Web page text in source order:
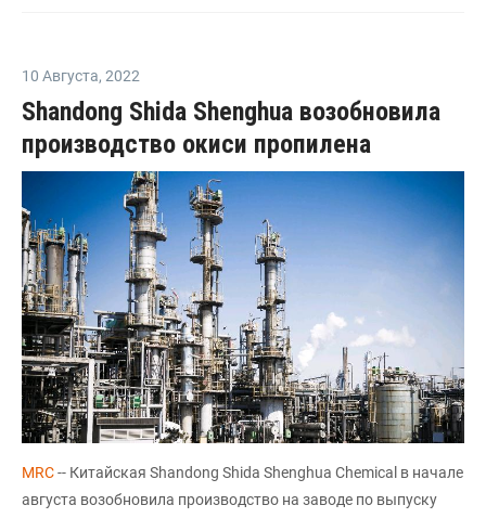
10 Августа, 2022
Shandong Shida Shenghua возобновила
производство окиси пропилена
MRC-- Китайская Shandong Shida Shenghua Chemical в начале
августа возобновила производство на заводе по выпуску